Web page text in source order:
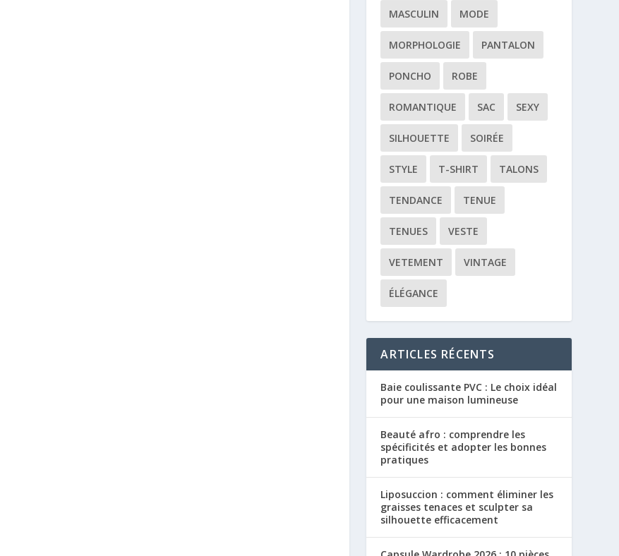
MASCULIN MODE
MORPHOLOGIE PANTALON
PONCHO ROBE
ROMANTIQUE SAC SEXY
SILHOUETTE SOIRÉE
STYLE T-SHIRT TALONS
TENDANCE TENUE
TENUES VESTE
VETEMENT VINTAGE
ÉLÉGANCE
ARTICLES RÉCENTS
Baie coulissante PVC : Le choix idéal
pour une maison lumineuse
Beauté afro : comprendre les
spécificités et adopter les bonnes
pratiques
Liposuccion : comment éliminer les
graisses tenaces et sculpter sa
silhouette efficacement